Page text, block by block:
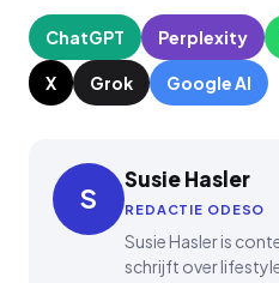
ChatGPT Perplexity
X Grok Google AI
S
Susie Hasler
REDACTIE ODESO
Susie Hasler is
schrijft over